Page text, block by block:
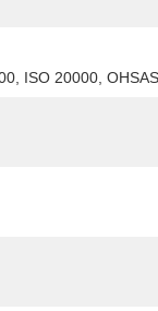
ISO 20000,